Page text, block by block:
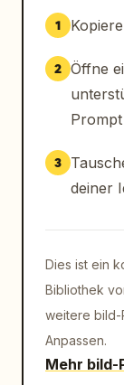
und
World-
Cartoon-
FARBE &
bleiben im
natürlich,
1
2 Öffne
3
deiner
Dies ist ein
Bibliothek
weitere bild-
Anpassen.
Mehr bild-